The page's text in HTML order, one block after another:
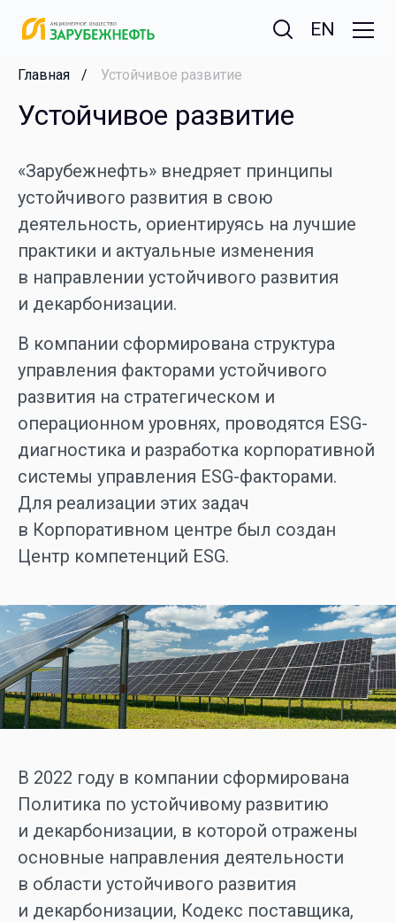
EN
Главная Устойчивое развитие
Устойчивое развитие
«Зарубежнефть» внедряет принципы
устойчивого развития в свою
деятельность, ориентируясь на лучшие
практики и актуальные изменения
в направлении устойчивого развития
и декарбонизации.
В компании сформирована структура
управления факторами устойчивого
развития на стратегическом и
операционном уровнях, проводятся ESG-
диагностика и разработка корпоративной
системы управления ESG-факторами.
Для реализации этих задач
в Корпоративном центре был создан
Центр компетенций ESG.
В 2022 году в компании сформирована
Политика по устойчивому развитию
и декарбонизации, в которой отражены
основные направления деятельности
в области устойчивого развития
и декарбонизации, Кодекс поставщика,